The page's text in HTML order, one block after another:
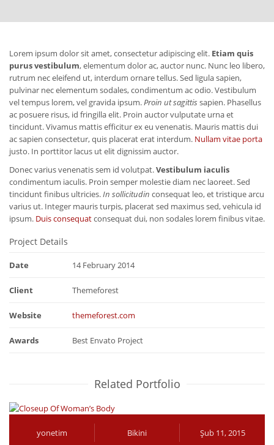
Lorem ipsum dolor sit amet, consectetur adipiscing elit. Etiam quis
purus vestibulum, elementum dolor ac, auctor nunc. Nunc leo libero,
rutrum nec eleifend ut, interdum ornare tellus. Sed ligula sapien,
pulvinar nec elementum sodales, condimentum ac odio. Vestibulum
vel tempus lorem, vel gravida ipsum.Proin ut sagittis sapien. Phasellus
ac posuere risus, id fringilla elit. Proin auctor vulputate urna et
tincidunt. Vivamus mattis efficitur ex eu venenatis. Mauris mattis dui
ac sapien consectetur, quis placerat erat interdum. Nullam vitae porta
justo. In porttitor lacus ut elit dignissim auctor.
Donec varius venenatis sem id volutpat.Vestibulum iaculis
condimentum iaculis. Proin semper molestie diam nec laoreet. Sed
tincidunt finibus ultricies.In sollicitudin consequat leo, et tristique arcu
varius ut. Integer mauris turpis, placerat sed maximus sed, vehicula id
ipsum. Duis consequatconsequat dui, non sodales lorem finibus vitae.
Project Details
Date 14 February 2014
Client Themeforest
Website themeforest.com
Awards Best Envato Project
Related Portfolio
yonetim Bikini Şub 11, 2015